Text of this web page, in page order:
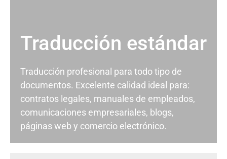
Traducción estándar
Traducción profesional para todo tipo de
documentos. Excelente calidad ideal para:
contratos legales, manuales de empleados,
comunicaciones empresariales, blogs,
páginas web y comercio electrónico.